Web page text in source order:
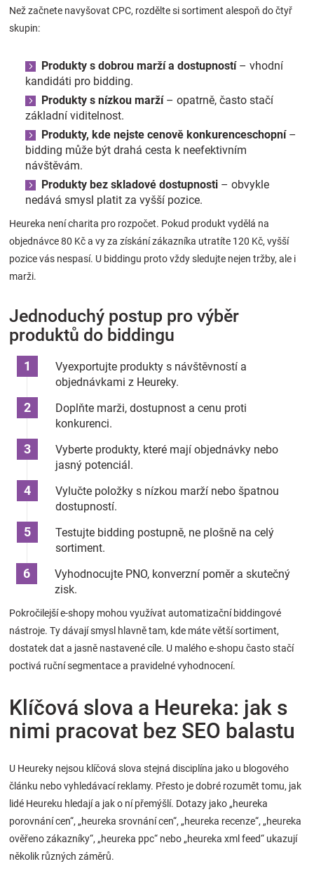
Než začnete navyšovat CPC, rozdělte si sortiment alespoň do čtyř
skupin:
Produkty s dobrou marží a dostupností– vhodní
kandidáti pro bidding.
Produkty s nízkou marží– opatrně, často stačí
základní viditelnost.
Produkty, kde nejste cenově konkurenceschopní–
bidding může být drahá cesta k neefektivním
návštěvám.
Produkty bez skladové dostupnosti – obvykle
nedává smysl platit za vyšší pozice.
Heureka není charita pro rozpočet. Pokud produkt vydělá na
objednávce 80 Kč a vy za získání zákazníka utratíte 120 Kč, vyšší
pozice vás nespasí. U biddingu proto vždy sledujte nejen tržby, ale i
marži.
Jednoduchý postup pro výběr
produktů do biddingu
Vyexportujte produkty s návštěvností a
objednávkami z Heureky.
Doplňte marži, dostupnost a cenu proti
konkurenci.
Vyberte produkty, které mají objednávky nebo
jasný potenciál.
Vylučte položky s nízkou marží nebo špatnou
dostupností.
Testujte bidding postupně, ne plošně na celý
sortiment.
Vyhodnocujte PNO, konverzní poměr a skutečný
zisk.
Pokročilejší e-shopy mohou využívat automatizační biddingové
nástroje. Ty dávají smysl hlavně tam, kde máte větší sortiment,
dostatek dat a jasně nastavené cíle. U malého e-shopu často stačí
poctivá ruční segmentace a pravidelné vyhodnocení.
Klíčová slova a Heureka: jak s
nimi pracovat bez SEO balastu
U Heureky nejsou klíčová slova stejná disciplína jako u blogového
článku nebo vyhledávací reklamy. Přesto je dobré rozumět tomu, jak
lidé Heureku hledají a jak o ní přemýšlí. Dotazy jako „heureka
porovnání cen“, „heureka srovnání cen“, „heureka recenze“, „heureka
ověřeno zákazníky“, „heureka ppc“ nebo „heureka xml feed“ ukazují
několik různých záměrů.